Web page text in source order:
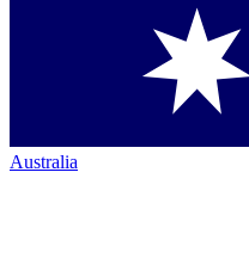
Australia